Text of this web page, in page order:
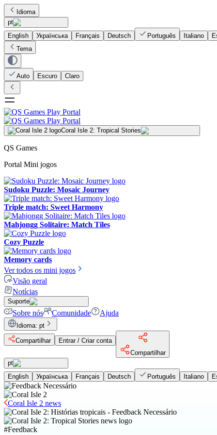
Idioma
pt
English
Українська Français Deutsch Português Italiano
Tema
Auto Escuro Claro
Coral Isle 2: Tropical Stories
QS Games
Portal Mini jogos
Sudoku Puzzle: Mosaic Journey
Triple match: Sweet Harmony
Mahjongg Solitaire: Match Tiles
Cozy Puzzle
Memory cards
Ver todos os mini jogos
Visão geral
Notícias
Suporte
Sobre nós Comunidade Ajuda
Idioma: pt
Compartilhar
Entrar / Criar conta
Compartilhar
pt
English
Українська Français Deutsch Português Italiano
Coral Isle 2 news
#Feedback